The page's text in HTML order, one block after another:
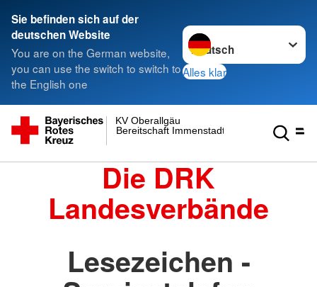
Sie befinden sich auf der
deutschen Website
You are on the German website,
you can use the switch to switch to
the English one
Sprache wechseln zu
Alles klar
Bereitschaft Immenstadt
KV Oberallgäu
Die DRK
Landesverbände
Lesezeichen -